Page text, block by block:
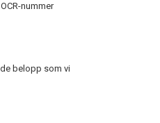
nummer
belopp som vi